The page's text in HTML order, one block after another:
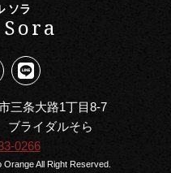
ソラ
三条大路1丁目8-7
ライダルそら
0266
All Right Reserved.